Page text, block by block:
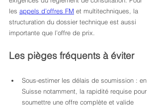
les appels d’offres FM et multitechniques, la
structuration du dossier technique est aussi
importante que l’offre de prix.
Les pièges fréquents à éviter
Sous-estimer les délais de soumission : en
Suisse notamment, la rapidité requise pour
soumettre une offre complète et valide